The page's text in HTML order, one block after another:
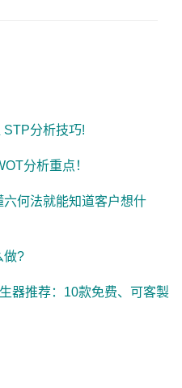
STP分析技巧!
分析重点！
何法就能知道客户想什
做?
器推荐：10款免费、可客製